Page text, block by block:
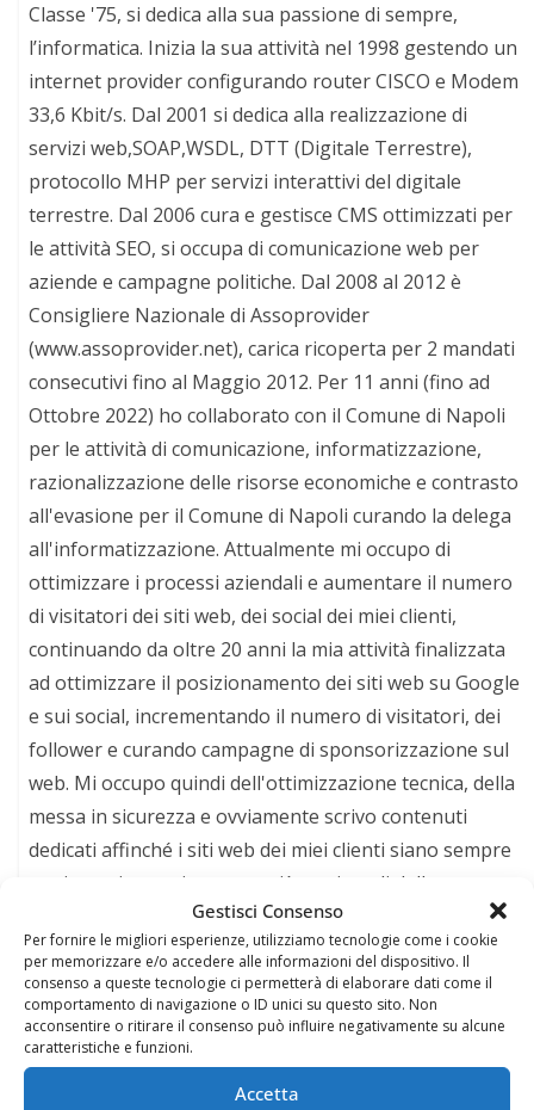
Gestisci Consenso
Per fornire le migliori esperienze, utilizziamo tecnologie come i cookie
per memorizzare e/o accedere alle informazioni del dispositivo. Il
consenso a queste tecnologie ci permetterà di elaborare dati come il
comportamento di navigazione o ID unici su questo sito. Non
acconsentire o ritirare il consenso può influire negativamente su alcune
caratteristiche e funzioni.
Accetta
Classe '75, si dedica alla sua passione di sempre,
l’informatica. Inizia la sua attività nel 1998 gestendo un
internet provider configurando router CISCO e Modem
33,6 Kbit/s. Dal 2001 si dedica alla realizzazione di
servizi web,SOAP,WSDL, DTT (Digitale Terrestre),
protocollo MHP per servizi interattivi del digitale
terrestre. Dal 2006 cura e gestisce CMS ottimizzati per
le attività SEO, si occupa di comunicazione web per
aziende e campagne politiche. Dal 2008 al 2012 è
Consigliere Nazionale di Assoprovider
(www.assoprovider.net), carica ricoperta per 2 mandati
consecutivi fino al Maggio 2012. Per 11 anni (fino ad
Ottobre 2022) ho collaborato con il Comune di Napoli
per le attività di comunicazione, informatizzazione,
razionalizzazione delle risorse economiche e contrasto
all'evasione per il Comune di Napoli curando la delega
all'informatizzazione. Attualmente mi occupo di
ottimizzare i processi aziendali e aumentare il numero
di visitatori dei siti web, dei social dei miei clienti,
continuando da oltre 20 anni la mia attività finalizzata
ad ottimizzare il posizionamento dei siti web su Google
e sui social, incrementando il numero di visitatori, dei
follower e curando campagne di sponsorizzazione sul
web. Mi occupo quindi dell'ottimizzazione tecnica, della
messa in sicurezza e ovviamente scrivo contenuti
dedicati affinché i siti web dei miei clienti siano sempre
aggiornati e tecnicamente più meritevoli della
concorrenza. Seguimi sul mio profilo Facebook:
https://www.facebook.com/balsamofelice
Potrebbe anche interessarti